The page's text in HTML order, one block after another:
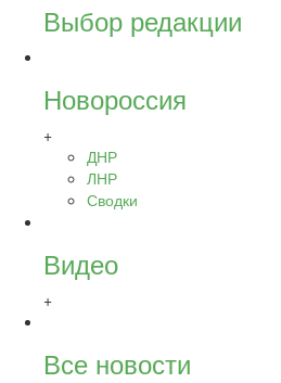
Выбор редакции
Новороссия
+
ДНР
ЛНР
Сводки
Видео
+
Все новости